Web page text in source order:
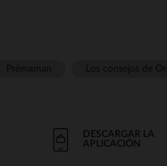
DESCARGAR LA
APLICACIÓN